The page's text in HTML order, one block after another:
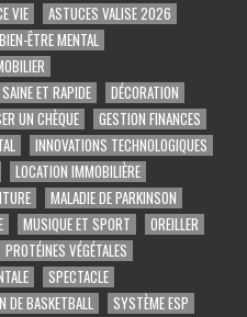
VIE
ASTUCES VALISE 2026
BIEN-ÊTRE MENTAL
ET RAPIDE
DÉCORATION
UN CHÈQUE
GESTION FINANCES
INNOVATIONS TECHNOLOGIQUES
LOCATION IMMOBILIÈRE
MALADIE DE PARKINSON
MUSIQUE ET SPORT
OREILLER
PROTÉINES VÉGÉTALES
SPECTACLE
DE BASKETBALL
SYSTÈME ESP